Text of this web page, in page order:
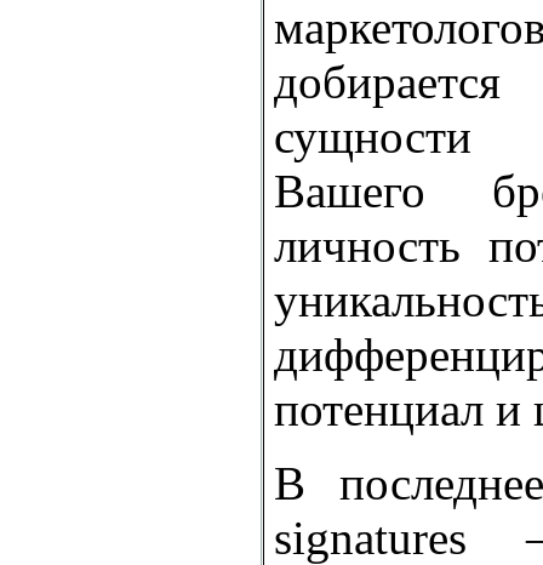
Вашего
личность
потенциал и
В